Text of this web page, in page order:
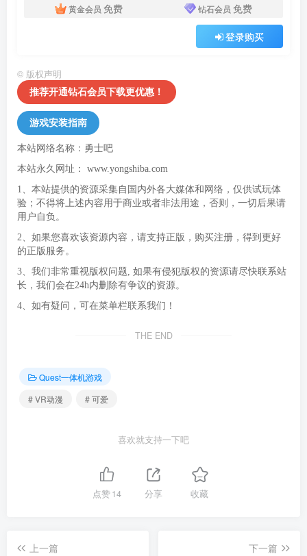
黄金会员 免费 钻石会员 免费
登录购买
© 版权声明
推荐开通钻石会员下载更优惠！
游戏安装指南
本站网络名称：勇士吧
本站永久网址： www.yongshiba.com
1、本站提供的资源采集自国内外各大媒体和网络，仅供试玩体
验；不得将上述内容用于商业或者非法用途，否则，一切后果请
用户自负。
2、如果您喜欢该资源内容，请支持正版，购买注册，得到更好
的正版服务。
3、我们非常重视版权问题, 如果有侵犯版权的资源请尽快联系站
长，我们会在24h内删除有争议的资源。
4、如有疑问，可在菜单栏联系我们！
THE END
Quest一体机游戏
# VR动漫
# 可爱
喜欢就支持一下吧
点赞14 分享 收藏
上一篇
下一篇